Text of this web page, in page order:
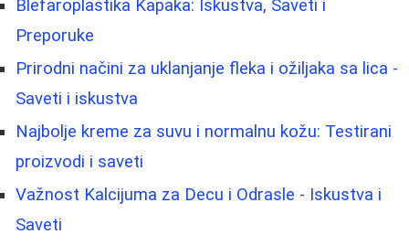
Blefaroplastika Kapaka: Iskustva, Saveti i
Preporuke
Prirodni načini za uklanjanje fleka i ožiljaka sa lica -
Saveti i iskustva
Najbolje kreme za suvu i normalnu kožu: Testirani
proizvodi i saveti
Važnost Kalcijuma za Decu i Odrasle - Iskustva i
Saveti